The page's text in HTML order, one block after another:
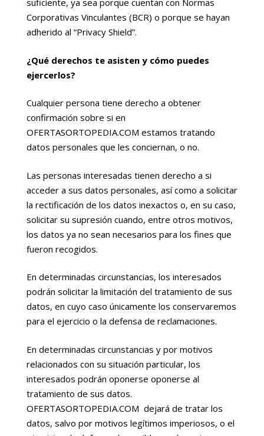
suficiente, ya sea porque cuentan con Normas
Corporativas Vinculantes (BCR) o porque se hayan
adherido al “Privacy Shield”.
¿Qué derechos te asisten y cómo puedes
ejercerlos?
Cualquier persona tiene derecho a obtener
confirmación sobre si en
OFERTASORTOPEDIA.COM estamos tratando
datos personales que les conciernan, o no.
Las personas interesadas tienen derecho a si
acceder a sus datos personales, así como a solicitar
la rectificación de los datos inexactos o, en su caso,
solicitar su supresión cuando, entre otros motivos,
los datos ya no sean necesarios para los fines que
fueron recogidos.
En determinadas circunstancias, los interesados
podrán solicitar la limitación del tratamiento de sus
datos, en cuyo caso únicamente los conservaremos
para el ejercicio o la defensa de reclamaciones.
En determinadas circunstancias y por motivos
relacionados con su situación particular, los
interesados podrán oponerse oponerse al
tratamiento de sus datos.
OFERTASORTOPEDIA.COM dejará de tratar los
datos, salvo por motivos legítimos imperiosos, o el